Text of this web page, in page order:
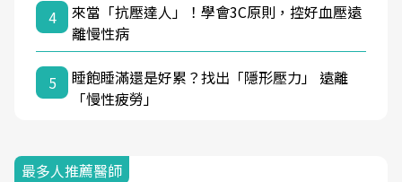
4
來當「抗壓達人」！學會3C原則，控好血壓遠
離慢性病
5
睡飽睡滿還是好累？找出「隱形壓力」 遠離
「慢性疲勞」
最多人推薦醫師